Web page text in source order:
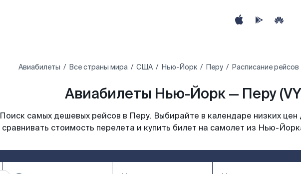
Авиабилеты Все страны мира США Нью-Йорк Перу Расписание
Авиабилеты Нью-Йорк — Перу
Поиск самых дешевых рейсов в Перу. Выбирайте в календаре низких цен
сравнивать стоимость перелета и купить билет на самолет из Нью-